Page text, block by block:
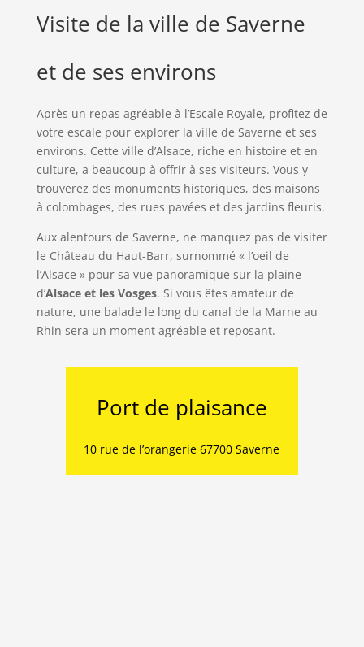
Visite de la ville de Saverne
et de ses environs
Après un repas agréable à l’Escale Royale, profitez de
votre escale pour explorer la ville de Saverne et ses
environs. Cette ville d’Alsace, riche en histoire et en
culture, a beaucoup à offrir à ses visiteurs. Vous y
trouverez des monuments historiques, des maisons
à colombages, des rues pavées et des jardins fleuris.
Aux alentours de Saverne, ne manquez pas de visiter
le Château du Haut-Barr, surnommé « l’oeil de
l’Alsace » pour sa vue panoramique sur la plaine
d’Alsace et les Vosges. Si vous êtes amateur de
nature, une balade le long du canal de la Marne au
Rhin sera un moment agréable et reposant.
Port de plaisance
10 rue de l’orangerie 67700 Saverne